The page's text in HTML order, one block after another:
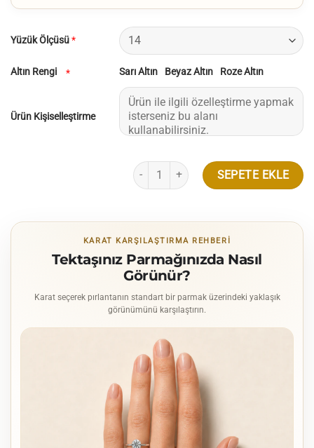
Yüzük Ölçüsü*
Altın Rengi * Sarı Altın Beyaz Altın Roze Altın
Ürün Kişiselleştirme
1.50 Karat Tektaş Pırlanta Yüzük adet
SEPETE EKLE
KARAT KARŞILAŞTIRMA REHBERI
Tektaşınız Parmağınızda Nasıl
Görünür?
Karat seçerek pırlantanın standart bir parmak üzerindeki yaklaşık
görünümünü karşılaştırın.